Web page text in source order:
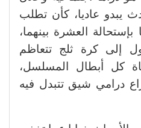
يبدو عاديا، كأن تطلب
العشرة بينهما،
إلى كرة ثلج تتعاظم
كل أبطال المسلسل،
درامي شيق تتبدل فيه